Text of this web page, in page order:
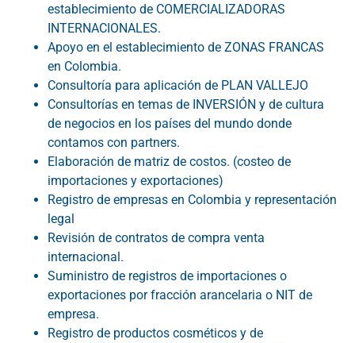
establecimiento de COMERCIALIZADORAS
INTERNACIONALES.
Apoyo en el establecimiento de ZONAS FRANCAS
en Colombia.
Consultoría para aplicación de PLAN VALLEJO
Consultorías en temas de INVERSIÓN y de cultura
de negocios en los países del mundo donde
contamos con partners.
Elaboración de matriz de costos. (costeo de
importaciones y exportaciones)
Registro de empresas en Colombia y representación
legal
Revisión de contratos de compra venta
internacional.
Suministro de registros de importaciones o
exportaciones por fracción arancelaria o NIT de
empresa.
Registro de productos cosméticos y de